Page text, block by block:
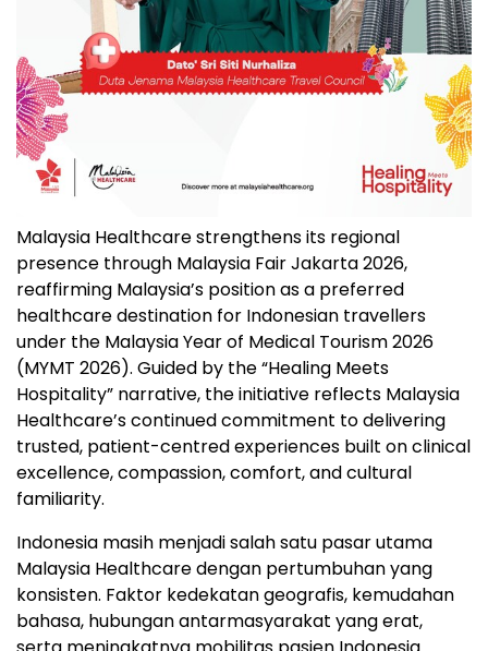
Malaysia Healthcare strengthens its regional
presence through Malaysia Fair Jakarta 2026,
reaffirming Malaysia’s position as a preferred
healthcare destination for Indonesian travellers
under the Malaysia Year of Medical Tourism 2026
(MYMT 2026). Guided by the “Healing Meets
Hospitality” narrative, the initiative reflects Malaysia
Healthcare’s continued commitment to delivering
trusted, patient-centred experiences built on clinical
excellence, compassion, comfort, and cultural
familiarity.
Indonesia masih menjadi salah satu pasar utama
Malaysia Healthcare dengan pertumbuhan yang
konsisten. Faktor kedekatan geografis, kemudahan
bahasa, hubungan antarmasyarakat yang erat,